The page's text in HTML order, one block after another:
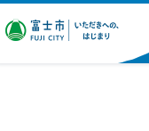
富士市 いただ